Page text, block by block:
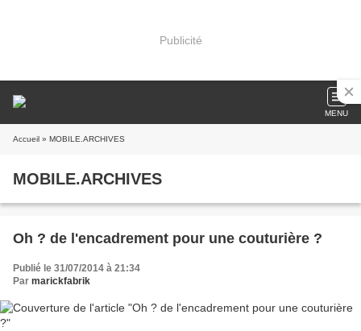
Publicité
MENU
Accueil » MOBILE.ARCHIVES
MOBILE.ARCHIVES
Oh ? de l'encadrement pour une couturière ?
Publié le 31/07/2014 à 21:34
Par marickfabrik